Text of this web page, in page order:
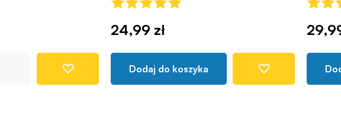
24,99 zł
Dodaj do koszyka